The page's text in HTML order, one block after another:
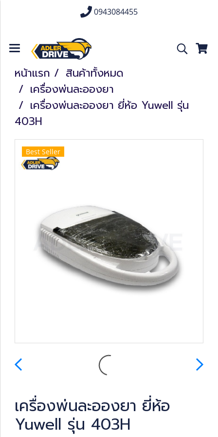
0943084455
หน้าแรก
สินค้าทั้งหมด
เครื่องพ่นละอองยา
เครื่องพ่นละอองยา ยี่ห้อ Yuwell รุ่น
403H
Best Seller
เครื่องพ่นละอองยา ยี่ห้อ
Yuwell รุ่น 403H